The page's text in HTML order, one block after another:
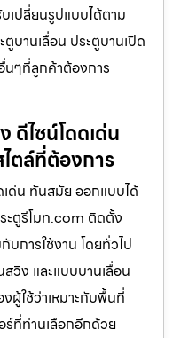
เปลี่ยนรูปแบบได้ตาม
บานเลื่อน ประตูบานเปิด
นๆที่ลูกค้าต้องการ
ดีไซน์โดดเด่น
ตล์ที่ต้องการ
ด่น ทันสมัย ออกแบบได้
ะตูรีโมท.com ติดตั้ง
บการใช้งาน โดยทั่วไป
วิง และแบบบานเลื่อน
ผู้ใช้ว่าเหมาะกับพื้นที่
ร์ที่ท่านเลือกอีกด้วย